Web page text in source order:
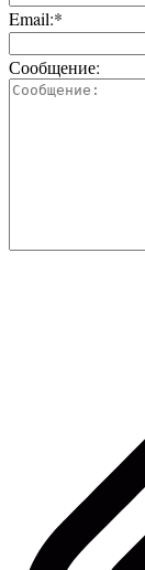
Email:*
Сообщение: